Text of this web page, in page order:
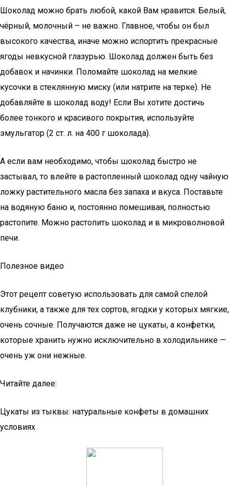
Шоколад можно брать любой, какой Вам нравится. Белый,
чёрный, молочный – не важно. Главное, чтобы он был
высокого качества, иначе можно испортить прекрасные
ягоды невкусной глазурью. Шоколад должен быть без
добавок и начинки. Поломайте шоколад на мелкие
кусочки в стеклянную миску (или натрите на терке). Не
добавляйте в шоколад воду! Если Вы хотите достичь
более тонкого и красивого покрытия, используйте
эмульгатор (2 ст. л. на 400 г шоколада).
А если вам необходимо, чтобы шоколад быстро не
застывал, то влейте в растопленный шоколад одну чайную
ложку растительного масла без запаха и вкуса. Поставьте
на водяную баню и, постоянно помешивая, полностью
растопите. Можно растопить шоколад и в микроволновой
печи.
Полезное видео
Этот рецепт советую использовать для самой спелой
клубники, а также для тех сортов, ягодки у которых мягкие,
очень сочные. Получаются даже не цукаты, а конфетки,
которые хранить нужно исключительно в холодильнике —
очень уж они нежные.
Читайте далее:
Цукаты из тыквы: натуральные конфеты в домашних
условиях